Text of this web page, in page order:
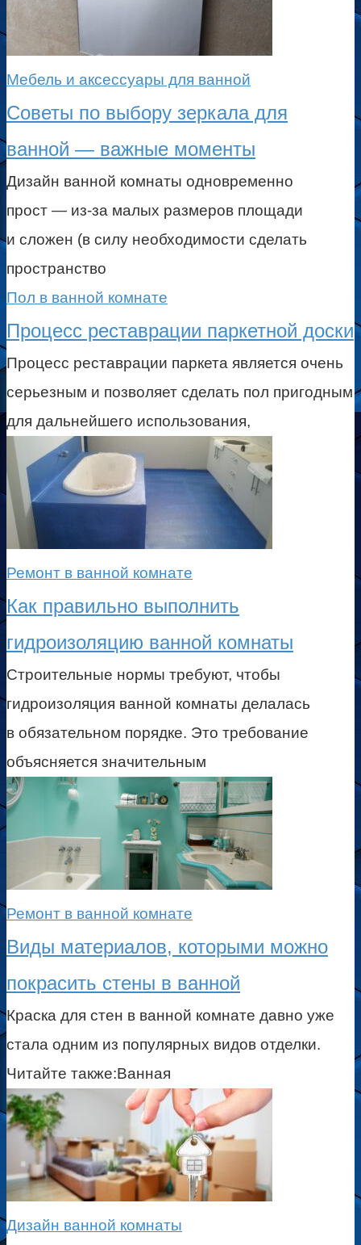
Мебель и аксессуары для ванной
Советы по выбору зеркала для
ванной — важные моменты
Дизайн ванной комнаты одновременно
прост — из-за малых размеров площади
и сложен (в силу необходимости сделать
пространство
Пол в ванной комнате
Процесс реставрации паркетной доски
Процесс реставрации паркета является очень
серьезным и позволяет сделать пол пригодным
для дальнейшего использования,
Ремонт в ванной комнате
Как правильно выполнить
гидроизоляцию ванной комнаты
Строительные нормы требуют, чтобы
гидроизоляция ванной комнаты делалась
в обязательном порядке. Это требование
объясняется значительным
Ремонт в ванной комнате
Виды материалов, которыми можно
покрасить стены в ванной
Краска для стен в ванной комнате давно уже
стала одним из популярных видов отделки.
Читайте также:Ванная
Дизайн ванной комнаты